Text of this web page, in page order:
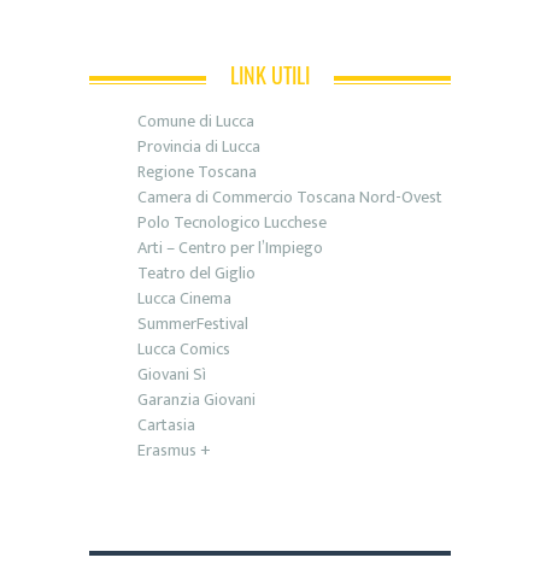
LINK UTILI
Comune di Lucca
Provincia di Lucca
Regione Toscana
Camera di Commercio Toscana Nord-Ovest
Polo Tecnologico Lucchese
Arti – Centro per l’Impiego
Teatro del Giglio
Lucca Cinema
SummerFestival
Lucca Comics
Giovani Sì
Garanzia Giovani
Cartasia
Erasmus +